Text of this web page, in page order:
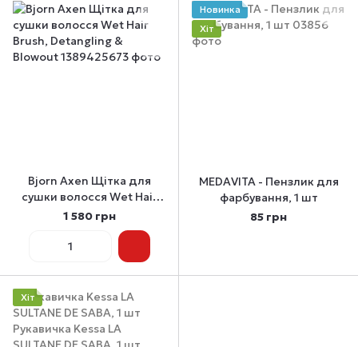
Bjorn Axen Щітка для
сушки волосся Wet Hair
Brush, Detangling &
1 580 грн
Новинка
Хіт
MEDAVITA - Пензлик для
фарбування, 1 шт
85 грн
Хіт